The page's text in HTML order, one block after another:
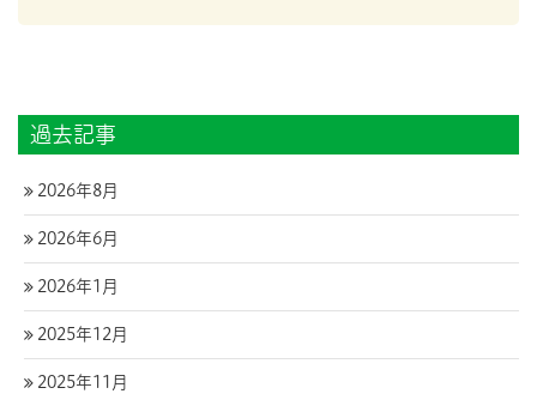
過去記事
2026年8月
2026年6月
2026年1月
2025年12月
2025年11月